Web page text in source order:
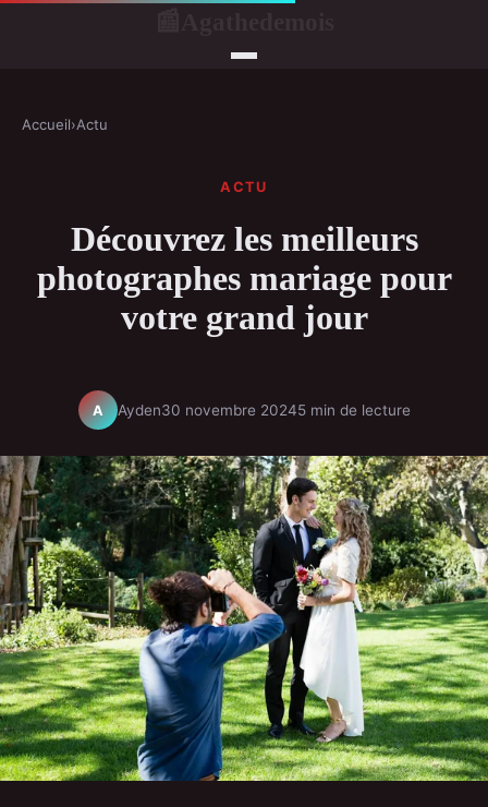
Accueil›Actu
ACTU
Découvrez les meilleurs
photographes mariage pour
votre grand jour
A Ayden30 novembre 20245 min de lecture